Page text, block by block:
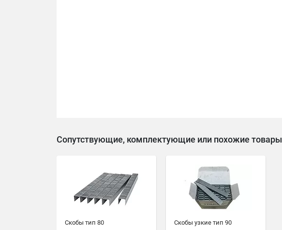
Сопутствующие, комплектующие или похожие товары
Скобы тип 80 Скобы узкие тип 90